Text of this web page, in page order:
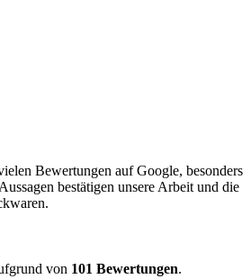
Bewertungen auf Google, besonders
bestätigen unsere Arbeit und die
von 101 Bewertungen.